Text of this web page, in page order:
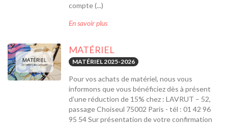
compte (...)
En savoir plus
MATÉRIEL
MATÉRIEL 2025-2026
Pour vos achats de matériel, nous vous
informons que vous bénéficiez dès à présent
d’une réduction de 15% chez : LAVRUT – 52,
passage Choiseul 75002 Paris - tél : 01 42 96
95 54 Sur présentation de votre confirmation